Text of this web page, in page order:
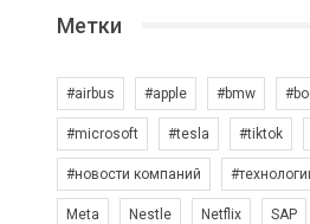
Метки
#airbus #apple #bmw
#microsoft #tesla #tiktok
#новости компаний
Meta Nestle Netflix SAP